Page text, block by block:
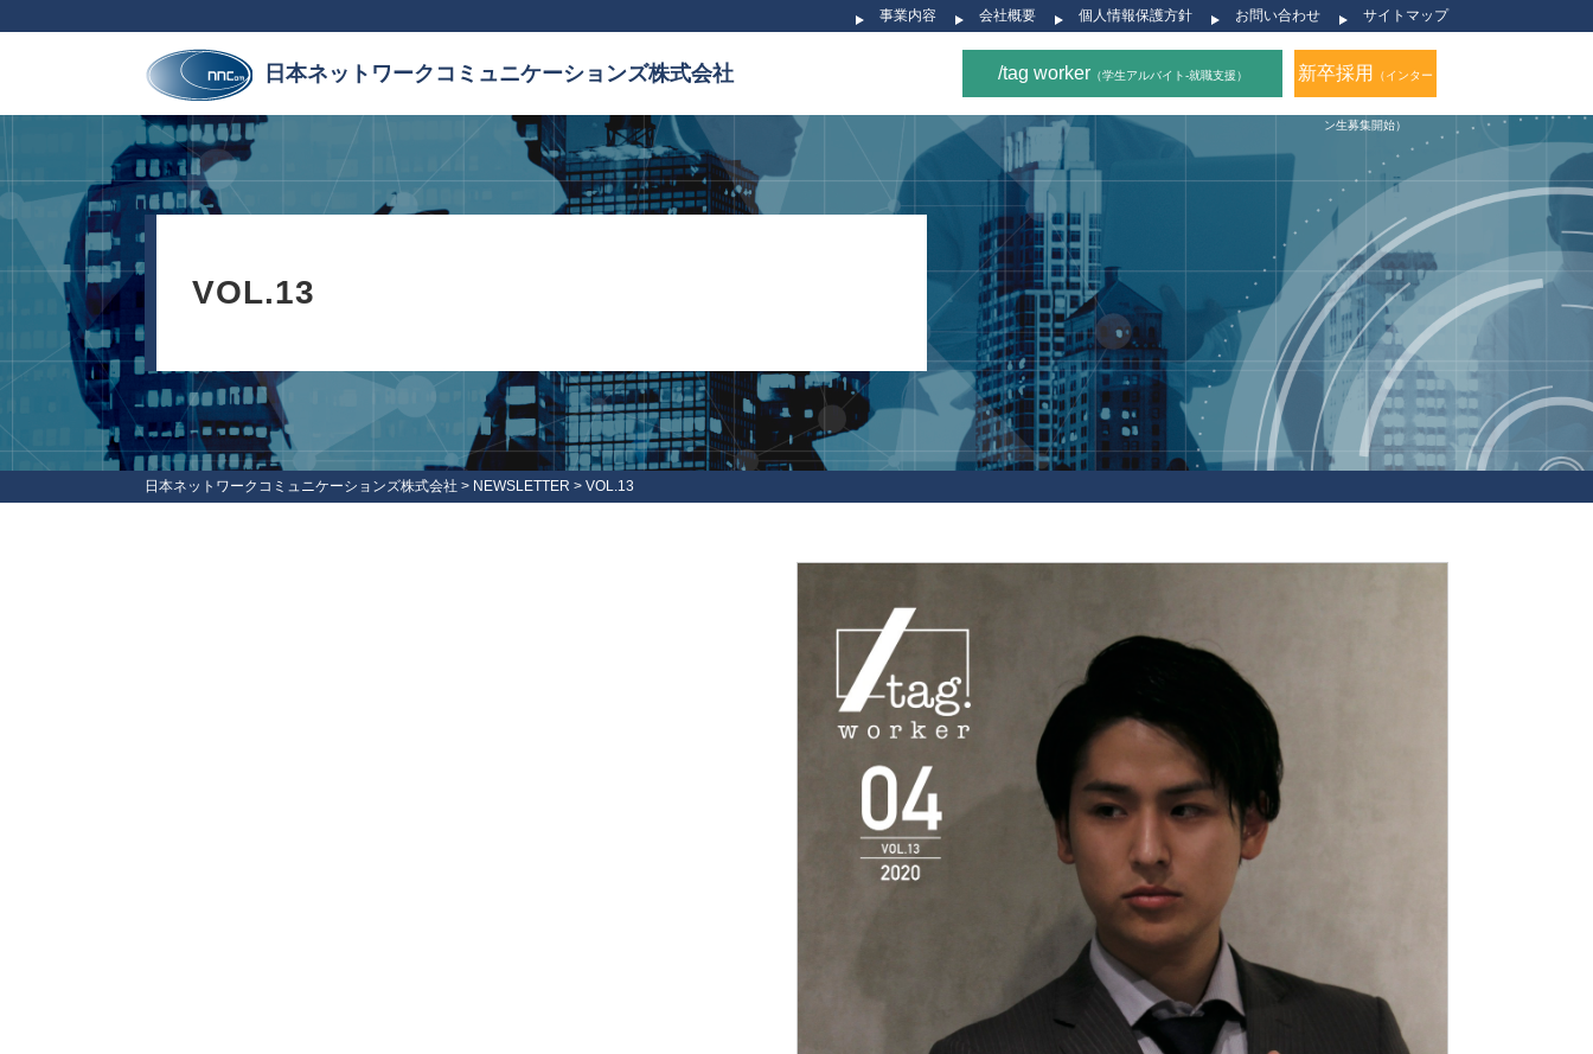
事業内容 会社概要 個人情報保護方針 お問い合わせ サイトマップ
日本ネットワークコミュニケーションズ株式会社 /tag worker（学生アルバイト-就職支援） 新卒採用 （インター
ン生募集開始）
VOL.13
日本ネットワークコミュニケーションズ株式会社 > NEWSLETTER > VOL.13